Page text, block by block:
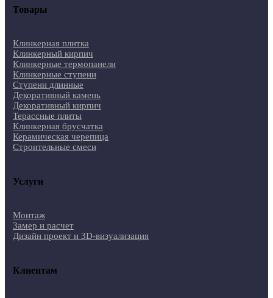
Товары
Клинкерная плитка
Клинкерный кирпич
Клинкерные термопанели
Клинкерные ступени
Ступени длинные
Декоративный камень
Декоративный кирпич
Терассные плиты
Клинкерная брусчатка
Керамическая черепица
Строительные смеси
Услуги
Монтаж
Замер и расчет
Дизайн проект и 3D-визуализация
Клиентам